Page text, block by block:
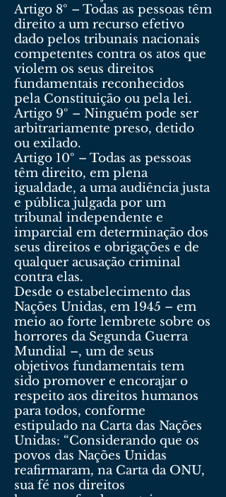
Artigo 8º – Todas as pessoas têm
direito a um recurso efetivo
dado pelos tribunais nacionais
competentes contra os atos que
violem os seus direitos
fundamentais reconhecidos
pela Constituição ou pela lei.
Artigo 9º – Ninguém pode ser
arbitrariamente preso, detido
ou exilado.
Artigo 10º – Todas as pessoas
têm direito, em plena
igualdade, a uma audiência justa
e pública julgada por um
tribunal independente e
imparcial em determinação dos
seus direitos e obrigações e de
qualquer acusação criminal
contra elas.
Desde o estabelecimento das
Nações Unidas, em 1945 – em
meio ao forte lembrete sobre os
horrores da Segunda Guerra
Mundial –, um de seus
objetivos fundamentais tem
sido promover e encorajar o
respeito aos direitos humanos
para todos, conforme
estipulado na Carta das Nações
Unidas: “Considerando que os
povos das Nações Unidas
reafirmaram, na Carta da ONU,
sua fé nos direitos